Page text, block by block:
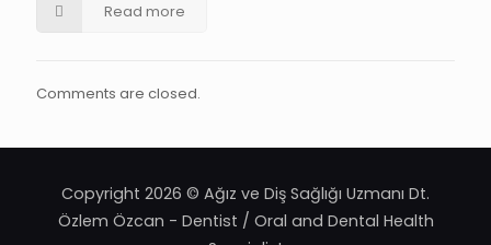
Read more
Comments are closed.
Copyright 2026 © Ağız ve Diş Sağlığı Uzmanı Dt.
Özlem Özcan - Dentist / Oral and Dental Health